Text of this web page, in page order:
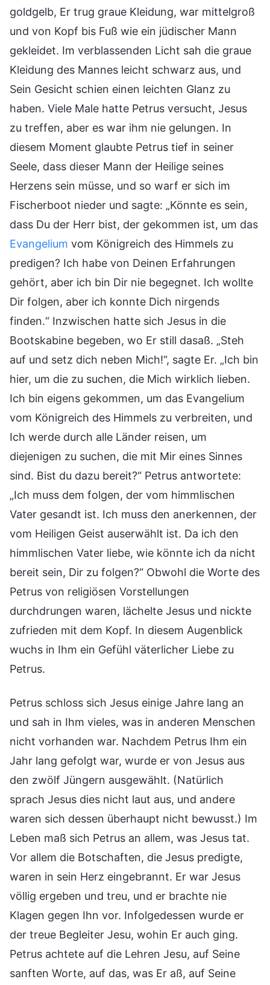
goldgelb, Er trug graue Kleidung, war mittelgroß
und von Kopf bis Fuß wie ein jüdischer Mann
gekleidet. Im verblassenden Licht sah die graue
Kleidung des Mannes leicht schwarz aus, und
Sein Gesicht schien einen leichten Glanz zu
haben. Viele Male hatte Petrus versucht, Jesus
zu treffen, aber es war ihm nie gelungen. In
diesem Moment glaubte Petrus tief in seiner
Seele, dass dieser Mann der Heilige seines
Herzens sein müsse, und so warf er sich im
Fischerboot nieder und sagte: „Könnte es sein,
dass Du der Herr bist, der gekommen ist, um das
Evangelium vom Königreich des Himmels zu
predigen? Ich habe von Deinen Erfahrungen
gehört, aber ich bin Dir nie begegnet. Ich wollte
Dir folgen, aber ich konnte Dich nirgends
finden.“ Inzwischen hatte sich Jesus in die
Bootskabine begeben, wo Er still dasaß. „Steh
auf und setz dich neben Mich!“, sagte Er. „Ich bin
hier, um die zu suchen, die Mich wirklich lieben.
Ich bin eigens gekommen, um das Evangelium
vom Königreich des Himmels zu verbreiten, und
Ich werde durch alle Länder reisen, um
diejenigen zu suchen, die mit Mir eines Sinnes
sind. Bist du dazu bereit?“ Petrus antwortete:
„Ich muss dem folgen, der vom himmlischen
Vater gesandt ist. Ich muss den anerkennen, der
vom Heiligen Geist auserwählt ist. Da ich den
himmlischen Vater liebe, wie könnte ich da nicht
bereit sein, Dir zu folgen?“ Obwohl die Worte des
Petrus von religiösen Vorstellungen
durchdrungen waren, lächelte Jesus und nickte
zufrieden mit dem Kopf. In diesem Augenblick
wuchs in Ihm ein Gefühl väterlicher Liebe zu
Petrus.
Petrus schloss sich Jesus einige Jahre lang an
und sah in Ihm vieles, was in anderen Menschen
nicht vorhanden war. Nachdem Petrus Ihm ein
Jahr lang gefolgt war, wurde er von Jesus aus
den zwölf Jüngern ausgewählt. (Natürlich
sprach Jesus dies nicht laut aus, und andere
waren sich dessen überhaupt nicht bewusst.) Im
Leben maß sich Petrus an allem, was Jesus tat.
Vor allem die Botschaften, die Jesus predigte,
waren in sein Herz eingebrannt. Er war Jesus
völlig ergeben und treu, und er brachte nie
Klagen gegen Ihn vor. Infolgedessen wurde er
der treue Begleiter Jesu, wohin Er auch ging.
Petrus achtete auf die Lehren Jesu, auf Seine
sanften Worte, auf das, was Er aß, auf Seine